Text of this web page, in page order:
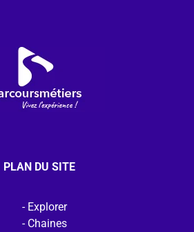
PLAN DU SITE
Explorer
Chaines